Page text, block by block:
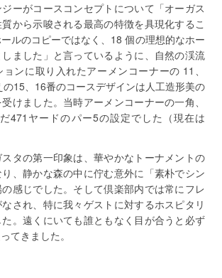
ーがコースコンセプトについて「オーガス
から示唆される最高の特徴を具現化するこ
ルのコピーではなく、18 個の理想的なホー
ました」と言っているように、自然の渓流
ンに取り入れたアーメンコーナーの 11、
15、16番のコースデザインは人工造形美の
けました。当時アーメンコーナーの一角、
471ヤードのパー5の設定でした（現在は
タの第一印象は、華やかなトーナメントの
、静かな森の中に佇む意外に「素朴でシン
感じでした。そして倶楽部内では常にフレ
され、特に我々ゲストに対するホスピタリ
。遠くにいても誰ともなく目が合うと必ず
てきました。